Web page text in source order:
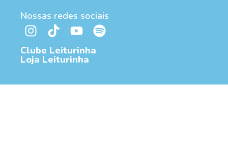
Nossas redes sociais
Clube Leiturinha
Loja Leiturinha